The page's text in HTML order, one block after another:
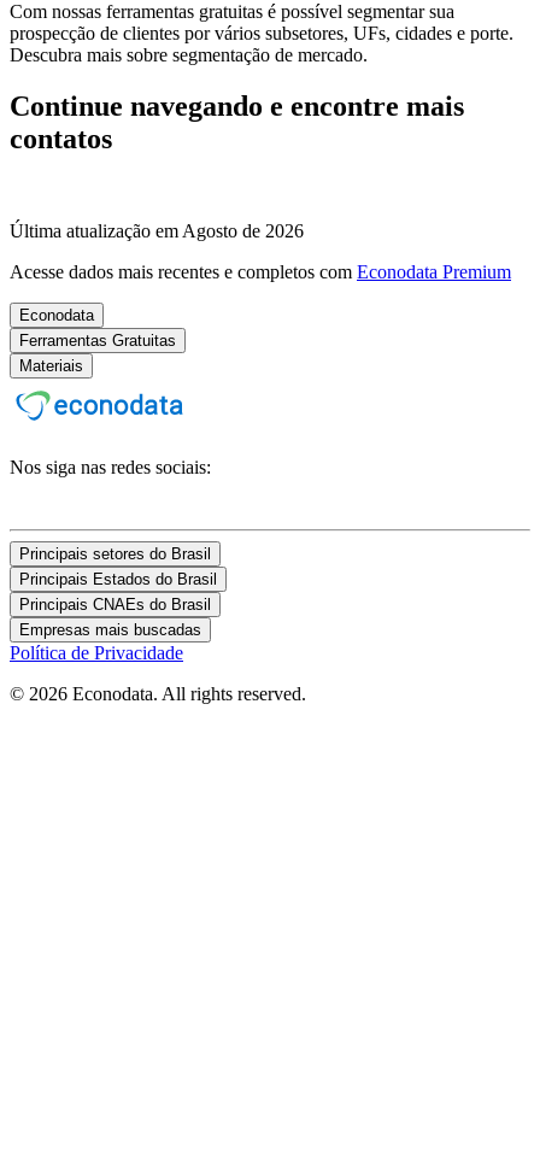
Com nossas ferramentas gratuitas é possível segmentar sua
prospecção de clientes por vários subsetores, UFs, cidades e porte.
Descubra mais sobre segmentação de mercado.
Continue navegando e encontre mais
contatos
Última atualização em Agosto de 2026
Acesse dados mais recentes e completos com Econodata Premium
Econodata
Ferramentas Gratuitas
Materiais
Nos siga nas redes sociais:
Principais setores do Brasil
Principais Estados do Brasil
Principais CNAEs do Brasil
Empresas mais buscadas
Política de Privacidade
© 2026 Econodata. All rights reserved.